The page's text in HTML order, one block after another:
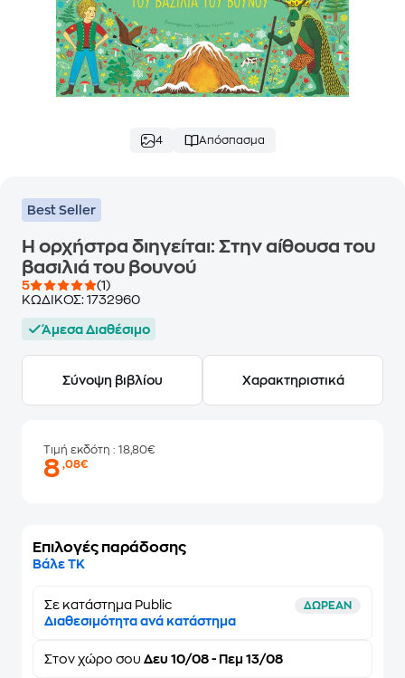
4 Απόσπασμα
Best Seller
Η ορχήστρα διηγείται: Στην αίθουσα του
βασιλιά του βουνού
5
(1)
ΚΩΔΙΚΟΣ: 1732960
Άμεσα Διαθέσιμο
Σύνοψη βιβλίου Χαρακτηριστικά
Τιμή εκδότη : 18,80€
8,08€
Επιλογές παράδοσης
Βάλε ΤΚ
Σε κατάστημα Public ΔΩΡΕΑΝ
Διαθεσιμότητα ανά κατάστημα
Στον χώρο σου Δευ 10/08 - Πεμ 13/08